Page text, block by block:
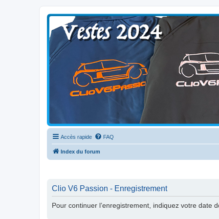
Clio V6 Passion
Le site français des passionnés de Clio V6
Accès rapide FAQ
Index du forum
Clio V6 Passion - Enregistrement
Pour continuer l’enregistrement, indiquez votre date